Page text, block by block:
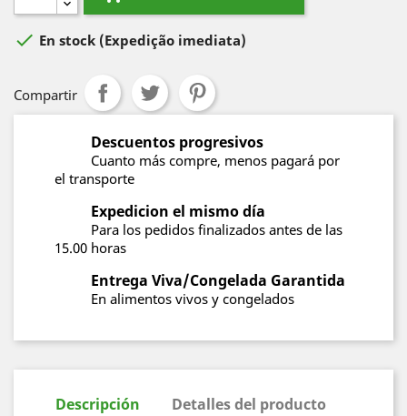
 En stock (Expedição imediata)
Compartir
Descuentos progresivos
Cuanto más compre, menos pagará por
el transporte
Expedicion el mismo día
Para los pedidos finalizados antes de las
15.00 horas
Entrega Viva/Congelada Garantida
En alimentos vivos y congelados
Descripción Detalles del producto